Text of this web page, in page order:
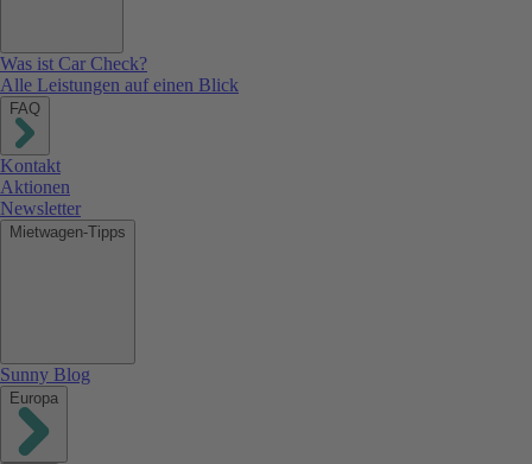
Was ist Car Check?
Alle Leistungen auf einen Blick
FAQ
Kontakt
Aktionen
Newsletter
Mietwagen-Tipps
Sunny Blog
Europa